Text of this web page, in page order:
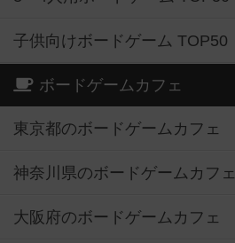
子供向けボードゲーム TOP50
ボードゲームカフェ
東京都のボードゲームカフェ
神奈川県のボードゲームカフェ
大阪府のボードゲームカフェ